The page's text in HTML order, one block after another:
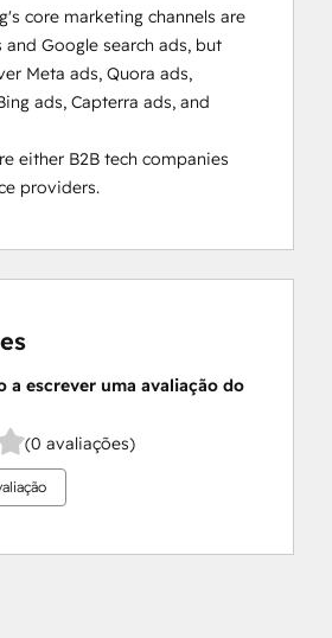
core marketing channels are
and Google search ads, but
Meta ads, Quora ads,
ads, Capterra ads, and
either B2B tech companies
providers.
a escrever uma avaliação do
(0 avaliações)